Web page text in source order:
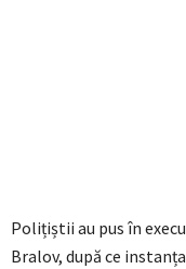
Polițiștii au pus în
Bralov, după ce